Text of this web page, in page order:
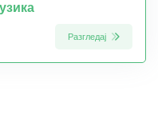
Разгледај